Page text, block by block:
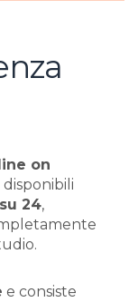
on
24,
e consiste